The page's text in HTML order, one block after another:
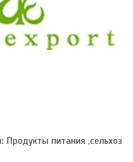
Продукты питания ,сельхоз